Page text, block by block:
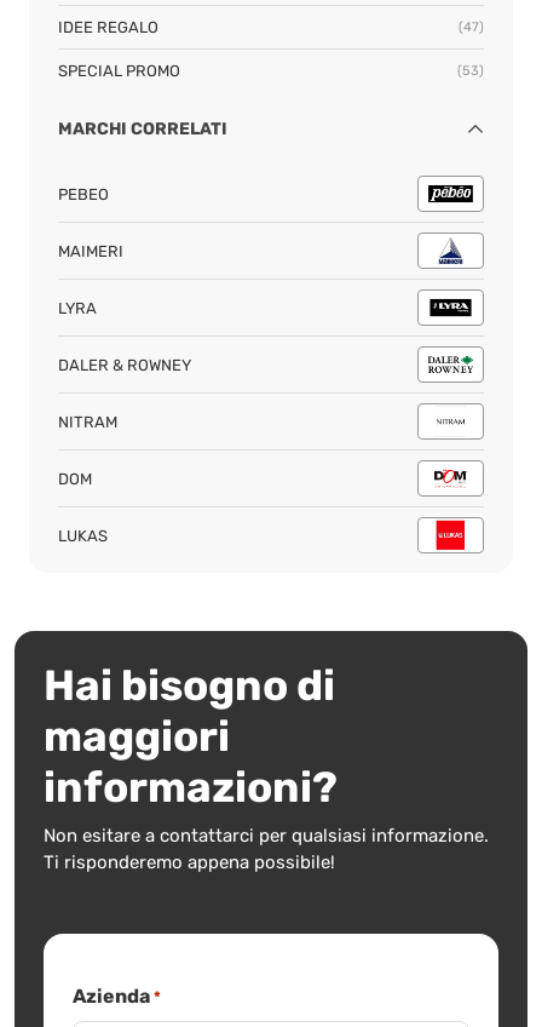
IDEE REGALO (47)
SPECIAL PROMO (53)
MARCHI CORRELATI
PEBEO
MAIMERI
LYRA
DALER & ROWNEY
NITRAM
DOM
LUKAS
Hai bisogno di
maggiori
informazioni?
Non esitare a contattarci per qualsiasi informazione.
Ti risponderemo appena possibile!
Azienda *